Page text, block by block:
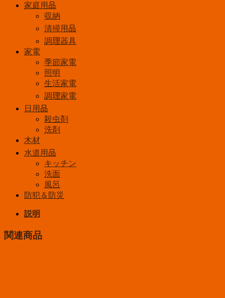
家庭用品
収納
清掃用品
調理器具
家電
季節家電
照明
生活家電
調理家電
日用品
殺虫剤
洗剤
木材
水道用品
キッチン
洗面
風呂
防犯＆防災
説明
関連商品